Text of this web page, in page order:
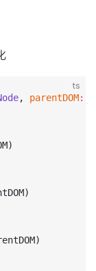
ts
, parentDOM: